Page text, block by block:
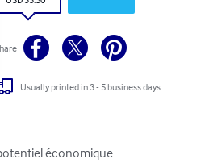
Usually printed in 3 - 5 business days
économique